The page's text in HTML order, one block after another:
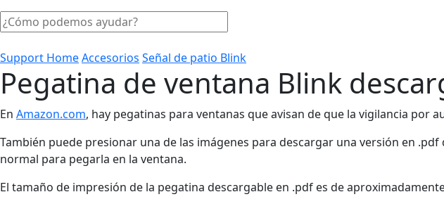
Support HomeAccesorios Señal de patio Blink
Pegatina de ventana Blink
En Amazon.com, hay pegatinas para ventanas que avisan de que la vigilancia por
También puede presionar una de las imágenes para descargar una versión en
normal para pegarla en la ventana.
El tamaño de impresión de la pegatina descargable en .pdf es de